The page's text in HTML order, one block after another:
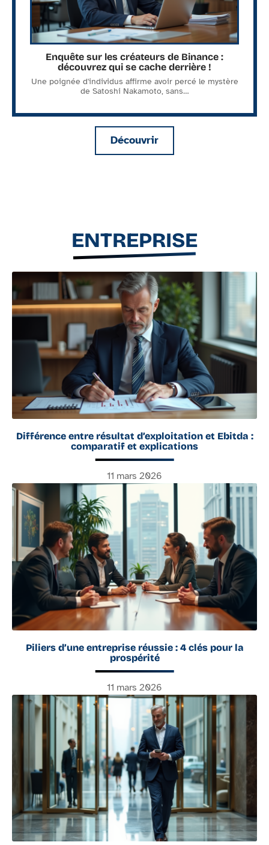
Enquête sur les créateurs de Binance :
découvrez qui se cache derrière !
Une poignée d'individus affirme avoir percé le mystère
de Satoshi Nakamoto, sans…
Découvrir
ENTREPRISE
Différence entre résultat d’exploitation et Ebitda :
comparatif et explications
11 mars 2026
Piliers d’une entreprise réussie : 4 clés pour la
prospérité
11 mars 2026